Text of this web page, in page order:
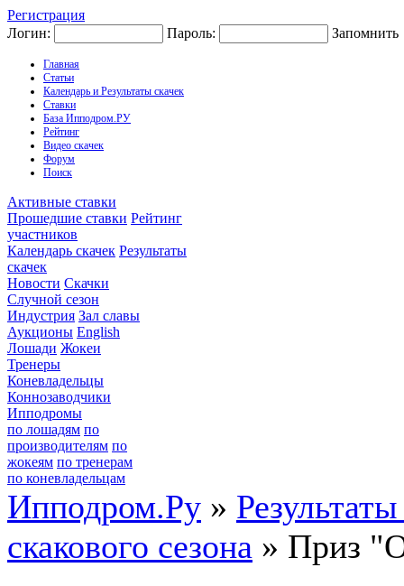
Регистрация
Логин:
Пароль: Запомнить
Главная
Статьи
Календарь и Результаты скачек
Ставки
База Ипподром.РУ
Рейтинг
Видео скачек
Форум
Поиск
Активные ставки
Прошедшие ставки Рейтинг
участников
Календарь скачек Результаты
скачек
Новости Скачки
Случной сезон
Индустрия Зал славы
Аукционы English
Лошади Жокеи
Тренеры
Коневладельцы
Коннозаводчики
Ипподромы
по лошадям по
производителям по
жокеям по тренерам
по коневладельцам
Ипподром.Ру »
скакового сезона » Приз